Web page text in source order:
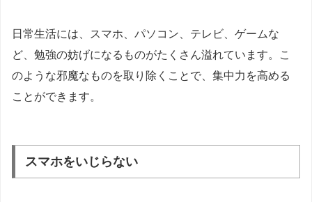
日常生活には、スマホ、パソコン、テレビ、ゲームな
ど、勉強の妨げになるものがたくさん溢れています。こ
のような邪魔なものを取り除くことで、集中力を高める
ことができます。
スマホをいじらない